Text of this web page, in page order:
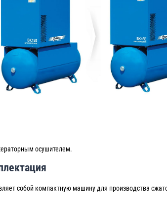
осушителем.
собой компактную машину для производства